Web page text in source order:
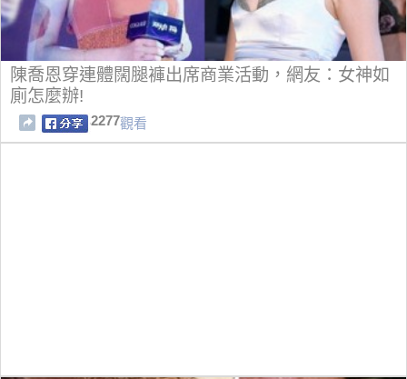
陳喬恩穿連體闊腿褲出席商業活動，網友：女神如
廁怎麼辦!
2277觀看